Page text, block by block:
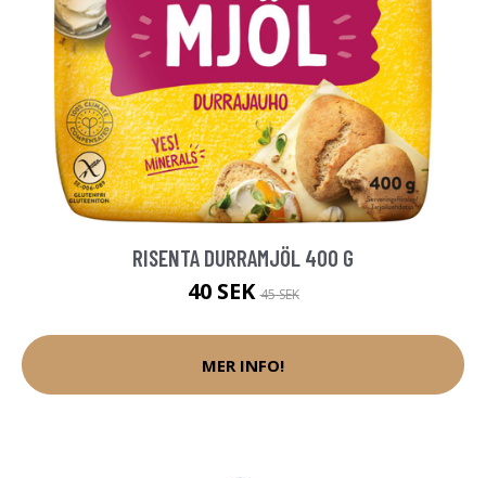
RISENTA DURRAMJÖL 400 G
40 SEK45 SEK
MER INFO!